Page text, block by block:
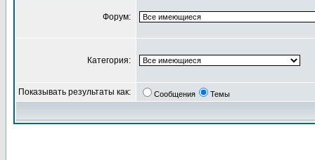
Форум:
Категория:
Показывать результаты как: Сообщения Темы